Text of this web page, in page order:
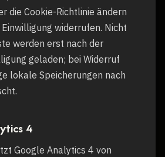
die Cookie-Richtlinie ändern
widerrufen. Nicht
werden erst nach der
geladen; bei Widerruf
lokale Speicherungen nach
4
Google Analytics 4 von